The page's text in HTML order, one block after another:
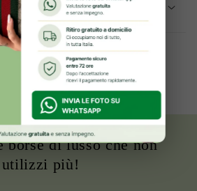
clienti Soddisfatte ed
della propria borsa
borse di lusso che non
utilizzi più!